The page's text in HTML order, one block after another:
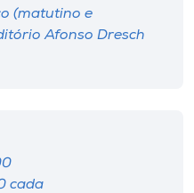
(matutino e
Afonso Dresch
cada